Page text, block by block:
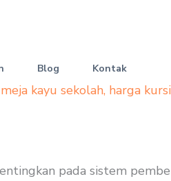
Blog Kontak
kayu sekolah, harga
pada sistem